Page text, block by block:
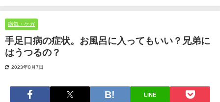
病気・ケガ
手足口病の症状。お風呂に入ってもいい？兄弟に
はうつるの？
2023年8月7日
LINE